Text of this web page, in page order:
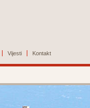
Vijesti Kontakt